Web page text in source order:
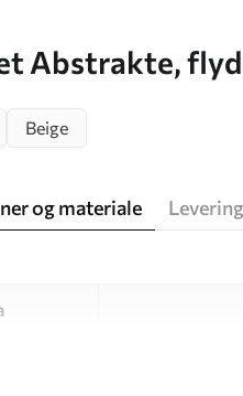
Abstrakte,
Beige
og materiale